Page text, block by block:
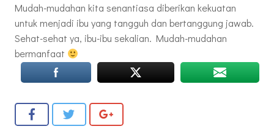
Mudah-mudahan kita senantiasa diberikan kekuatan
untuk menjadi ibu yang tangguh dan bertanggung jawab.
Sehat-sehat ya, ibu-ibu sekalian. Mudah-mudahan
bermanfaat